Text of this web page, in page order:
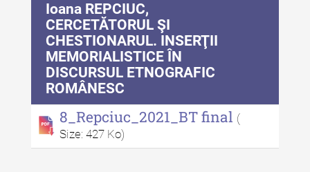
Ioana REPCIUC,
CERCETĂTORUL ŞI
CHESTIONARUL. INSERŢII
MEMORIALISTICE ÎN
DISCURSUL ETNOGRAFIC
ROMÂNESC
8_Repciuc_2021_BT final (
Size: 427 Ko)